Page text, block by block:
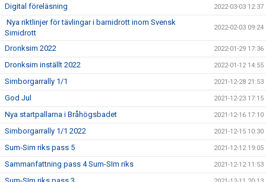
Digital föreläsning 2022-03-03 12:37
Nya riktlinjer för tävlingar i barnidrott inom Svensk
Simidrott
2022-02-03 09:24
Dronksim 2022 2022-01-29 17:36
Dronksim inställt 2022 2022-01-12 14:55
Simborgarrally 1/1 2021-12-28 21:53
God Jul 2021-12-23 17:15
Nya startpallarna i Bråhögsbadet 2021-12-16 17:10
Simborgarrally 1/1 2022 2021-12-15 10:30
Sum-Sim riks pass 5 2021-12-12 19:05
Sammanfattning pass 4 Sum-SIm riks 2021-12-12 11:53